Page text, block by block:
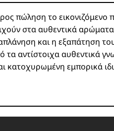
πώληση το εικονιζόμενο
στα αυθεντικά
και η εξαπάτηση
αντίστοιχα αυθεντικά
κατοχυρωμένη εμπορικά